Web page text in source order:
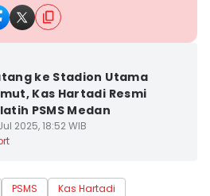
ke Stadion Utama
Kas Hartadi Resmi
PSMS Medan
2025, 18:52 WIB
PSMS
Kas Hartadi